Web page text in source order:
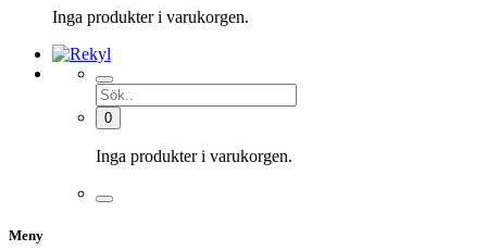
Inga produkter i varukorgen.
0
Inga produkter i varukorgen.
Meny